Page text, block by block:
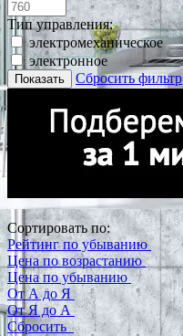
Тип управления:
электромеханическое
электронное
Показать Сбросить фильтр
Сортировать по:
Рейтинг по убыванию
Цена по возрастанию
Цена по убыванию
От А до Я
От Я до А
Сбросить